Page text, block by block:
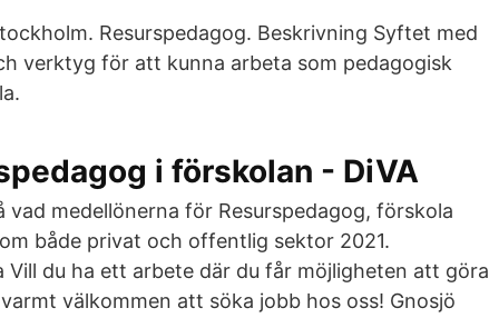
Resurspedagog. Beskrivning Syftet med
verktyg för att kunna arbeta som pedagogisk
i förskolan - DiVA
vad medellönerna för Resurspedagog, förskola
både privat och offentlig sektor 2021.
Vill du ha ett arbete där du får möjligheten att göra
välkommen att söka jobb hos oss! Gnosjö